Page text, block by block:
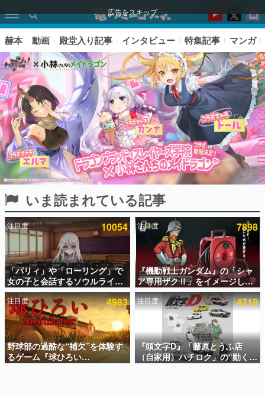
広告をスキップ
ピックアップ
電ファミのいま読まれている記事ランキング
アプリセール情報
インタビュー
連載・特集一覧
殿堂入り記事
SNS拡散数が数千以上！ ページビュー数万以上！ などな
ど。多くの人々に読まれた、電ファミ渾身の“殿堂入り”記
事をまとめました。
赫本 動画 殿堂入り記事 インタビュー 特集記事 マンガ
いま読まれている記事
注目度 10054
「パリィ」や「ローリング」で
女の子と会話するソウルライク
恋愛ゲーム『小早川さんはソウ
ルライク』無料公開。返事に失
敗すると「YOU DIED」
注目度 7898
『機動戦士ガンダム』の「シャ
ア専用ザクⅡ」をイメージした
散水ホースリールが予約開始。
本体にはシャアのパーソナルマ
ークやジオン公国軍のエンブレ
ム、型式番号などを配置
注目度 4983
野球部の過酷な“補欠”を体験す
るゲーム『球ひろい
Simulator』が「1件」のウィッ
注目度 4719
『頭文字D』「藤原とうふ店
（自家用）ハチロク」の“動くテ
ィッシュケース”が買えるポップ